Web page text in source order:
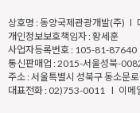
상호명 : 동양국제관광개발(주) l
개인정보보호책임자 : 황세훈
사업자등록번호 : 105-81-87640
통신판매업 : 2015-서울성북-
주소 : 서울특별시 성북구 동소문
대표전화 : 02)753-0011 l 이메